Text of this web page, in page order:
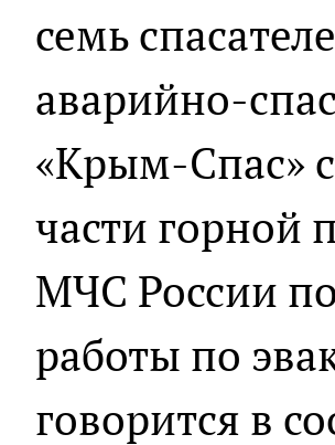
семь
аварийно-
«Крым-Спас»
части горной
МЧС России
работы по
говорится в